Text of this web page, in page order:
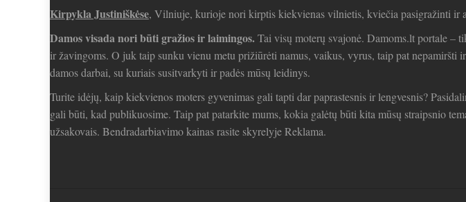
Kirpykla Justiniškėse, Vilniuje, kurioje nori kirptis kiekvienas vilnietis, kviečia pasigražinti ir
Damos visada nori būti gražios ir laimingos.Tai visų moterų svajonė. Damoms.lt portale –
ir žavingoms. O juk taip sunku vienu metu prižiūrėti namus, vaikus, vyrus, taip pat nepamiršti
damos darbai, su kuriais susitvarkyti ir padės mūsų leidinys.
Turite idėjų, kaip kiekvienos moters gyvenimas gali tapti dar paprastesnis ir lengvesnis?
gali būti, kad publikuosime. Taip pat patarkite mums, kokia galėtų būti kita mūsų straipsnio
užsakovais. Bendradarbiavimo kainas rasite skyrelyje Reklama.